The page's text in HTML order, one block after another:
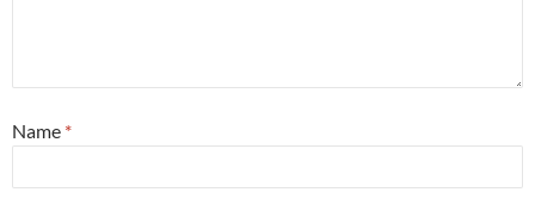
Name *